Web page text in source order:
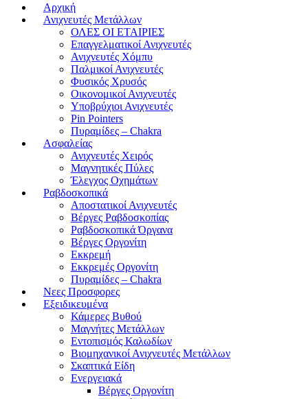
Αρχική
Ανιχνευτές Μετάλλων
ΟΛΕΣ ΟΙ ΕΤΑΙΡΙΕΣ
Επαγγελματικοί Ανιχνευτές
Ανιχνευτές Χόμπυ
Παλμικοί Ανιχνευτές
Φυσικός Χρυσός
Οικονομικοί Ανιχνευτές
Υποβρύχιοι Ανιχνευτές
Pin Pointers
Πυραμίδες – Chakra
Ασφαλείας
Ανιχνευτές Χειρός
Μαγνητικές Πύλες
Έλεγχος Οχημάτων
Ραβδοσκοπικά
Αποστατικοί Ανιχνευτές
Βέργες Ραβδοσκοπίας
Ραβδοσκοπικά Όργανα
Βέργες Οργονίτη
Εκκρεμή
Εκκρεμές Οργονίτη
Πυραμίδες – Chakra
Νεες Προσφορες
Εξειδικευμένα
Κάμερες Βυθού
Μαγνήτες Μετάλλων
Εντοπισμός Καλωδίων
Βιομηχανικοί Ανιχνευτές Μετάλλων
Σκαπτικά Είδη
Ενεργειακά
Βέργες Οργονίτη